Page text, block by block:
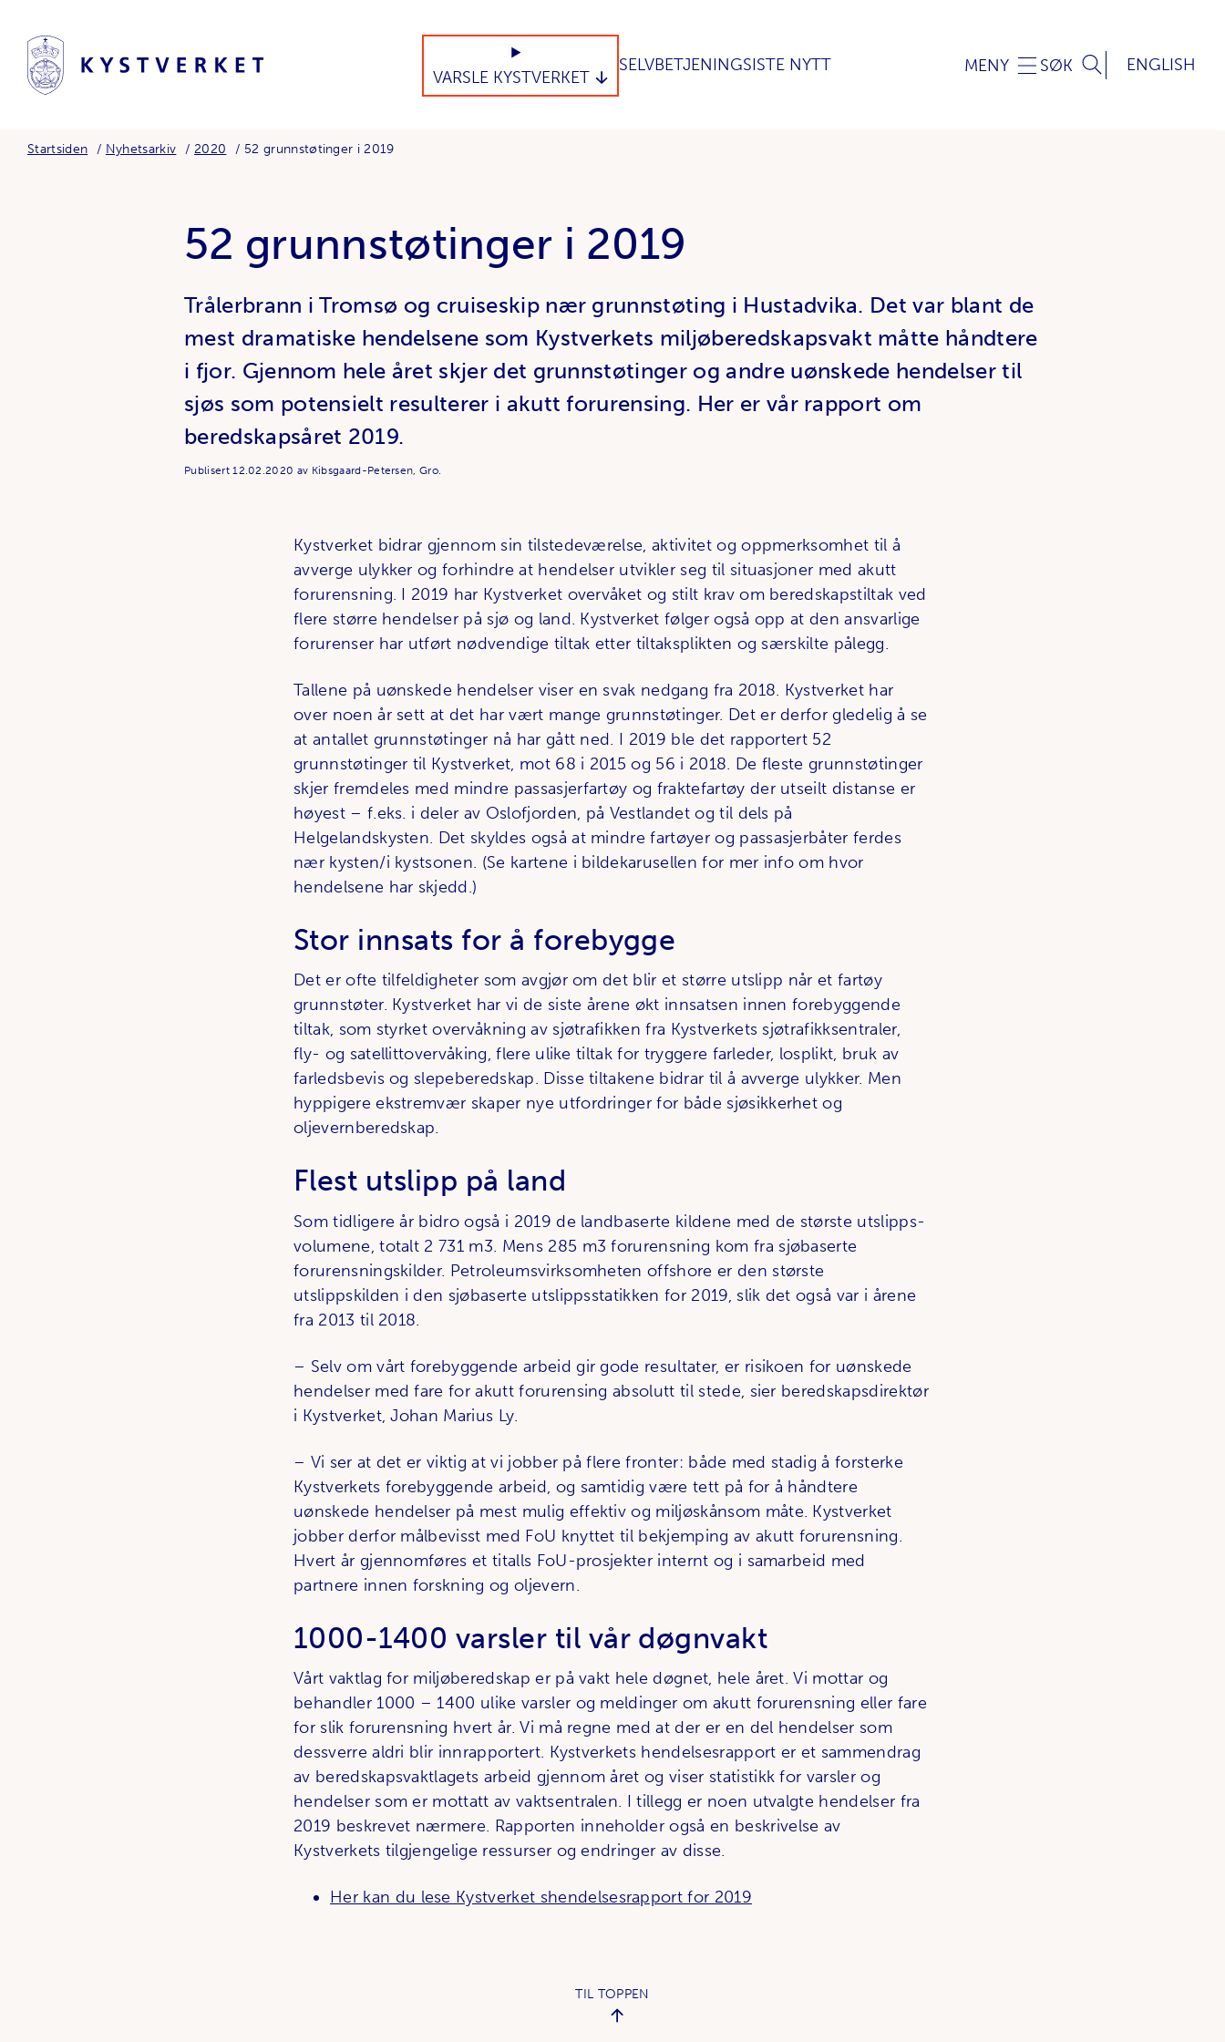
VARSLE KYSTVERKET
SELVBETJENINGSISTE NYTT MENY SØK ENGLISH
Startsiden Nyhetsarkiv 2020 52 grunnstøtinger i 2019
52 grunnstøtinger i 2019
Trålerbrann i Tromsø og cruiseskip nær grunnstøting i Hustadvika. Det var blant de
mest dramatiske hendelsene som Kystverkets miljøberedskapsvakt måtte håndtere
i fjor. Gjennom hele året skjer det grunnstøtinger og andre uønskede hendelser til
sjøs som potensielt resulterer i akutt forurensing. Her er vår rapport om
beredskapsåret 2019.
Publisert12.02.2020 av Kibsgaard-Petersen, Gro.
Kystverket bidrar gjennom sin tilstede­værelse, aktivitet og oppmerksomhet til å
avverge ulykker og forhindre at hendelser utvikler seg til situasjoner med akutt
foru­rensning. I 2019 har Kystverket overvåket og stilt krav om beredskapstiltak ved
flere større hendelser på sjø og land. Kystverket følger også opp at den ansvarlige
forurenser har utført nødvendige tiltak etter tiltaks­plikten og særskilte pålegg.
Tallene på uønskede hendelser viser en svak nedgang fra 2018. Kyst­verket har
over noen år sett at det har vært mange grunnstøtinger. Det er derfor gledelig å se
at antallet grunnstøtinger nå har gått ned. I 2019 ble det rapportert 52
grunnstøtinger til Kystverket, mot 68 i 2015 og 56 i 2018. De fleste grunn­støtinger
skjer fremdeles med mindre passasjerfartøy og fraktefartøy der utseilt distanse er
høyest – f.eks. i deler av Oslofjorden, på Vestlandet og til dels på
Helgelandskysten. Det skyldes også at mindre fartøyer og passasjerbåter ferdes
nær kysten/i kystsonen. (Se kartene i bildekarusellen for mer info om hvor
hendelsene har skjedd.)
Stor innsats for å forebygge
Det er ofte tilfeldigheter som avgjør om det blir et større utslipp når et fartøy
grunnstøter. Kystverket har vi de siste årene økt innsatsen innen forebyggende
tiltak, som styrket overvåkning av sjøtrafikken fra Kystverkets sjøtrafikk­sentraler,
fly- og satellitt­overvåking, flere ulike tiltak for tryggere farleder, losplikt, bruk av
farledsbevis og slepebered­skap. Disse tiltakene bidrar til å avverge ulykker. Men
hyppigere ekstremvær skaper nye utfordringer for både sjø­sikkerhet og
oljevernberedskap.
Flest utslipp på land
Som tidligere år bidro også i 2019 de land­baserte kildene med de største utslipps­
volumene, totalt 2 731 m3. Mens 285 m3 forurensning kom fra sjøbaserte
forurensningskilder. Petroleums­virk­som­heten offshore er den største
utslippskilden i den sjøbaserte utslipps­statikken for 2019, slik det også var i årene
fra 2013 til 2018.
– Selv om vårt forebyggende arbeid gir gode resultater, er risikoen for uønskede
hendelser med fare for akutt forurensing absolutt til stede, sier beredskapsdirektør
i Kystverket, Johan Marius Ly.
– Vi ser at det er viktig at vi jobber på flere fronter: både med stadig å forsterke
Kystverkets forebyggende arbeid, og samtidig være tett på for å håndtere
uønskede hendelser på mest mulig effektiv og miljøskånsom måte. Kystverket
jobber derfor målbevisst med FoU knyttet til bekjemping av akutt forurensning.
Hvert år gjennomføres et titalls FoU-prosjekter internt og i samarbeid med
partnere innen forskning og oljevern.
1000-1400 varsler til vår døgnvakt
Vårt vaktlag for miljøberedskap er på vakt hele døgnet, hele året. Vi mottar og
behandler 1000 – 1400 ulike varsler og meldinger om akutt for­u­rens­ning eller fare
for slik forurensning hvert år. Vi må regne med at der er en del hendelser som
dessverre aldri blir innrapportert. Kystverkets hendelsesrapport er et sammendrag
av beredskapsvaktlagets arbeid gjennom året og viser statistikk for varsler og
hendelser som er mottatt av vakt­sentralen. I tillegg er noen utvalgte hendelser fra
2019 be­skrevet nærmere. Rapporten inne­holder også en beskrivelse av
Kystverkets til­gjengelige ressurser og endringer av disse.
Her kan du lese Kystverket shendelsesrapport for 2019
TIL TOPPEN